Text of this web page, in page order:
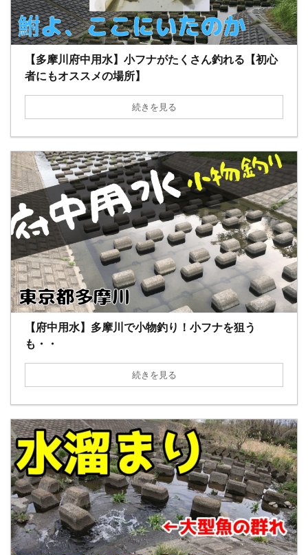
【多摩川府中用水】小フナがたくさん釣れる【初心
者にもオススメの場所】
続きを見る
【府中用水】多摩川で小物釣り！小フナを狙う
も・・
続きを見る